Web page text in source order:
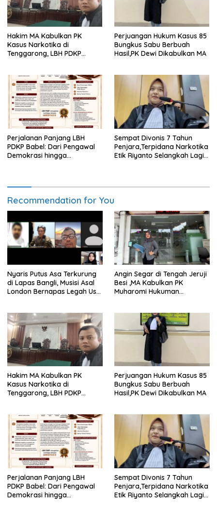
Hakim MA Kabulkan PK
Kasus Narkotika di
Tenggarong, LBH PDKP
Berkeadilan
Perjuangan Hukum Kasus 85
Bungkus Sabu Berbuah
Hasil,PK Dewi Dikabulkan MA
Perjalanan Panjang LBH
PDKP Babel: Dari Pengawal
Demokrasi hingga
Sempat Divonis 7 Tahun
Penjara,Terpidana Narkotika
Etik Riyanto Selangkah Lagi
Recommendation for You
Nyaris Putus Asa Terkurung
di Lapas Bangli, Musisi Asal
London Bernapas Legah Usai
Angin Segar di Tengah Jeruji
Besi ,MA Kabulkan PK
Muharomi Hukuman
Hakim MA Kabulkan PK
Kasus Narkotika di
Tenggarong, LBH PDKP
Berkeadilan
Perjuangan Hukum Kasus 85
Bungkus Sabu Berbuah
Hasil,PK Dewi Dikabulkan MA
Perjalanan Panjang LBH
PDKP Babel: Dari Pengawal
Demokrasi hingga
Sempat Divonis 7 Tahun
Penjara,Terpidana Narkotika
Etik Riyanto Selangkah Lagi